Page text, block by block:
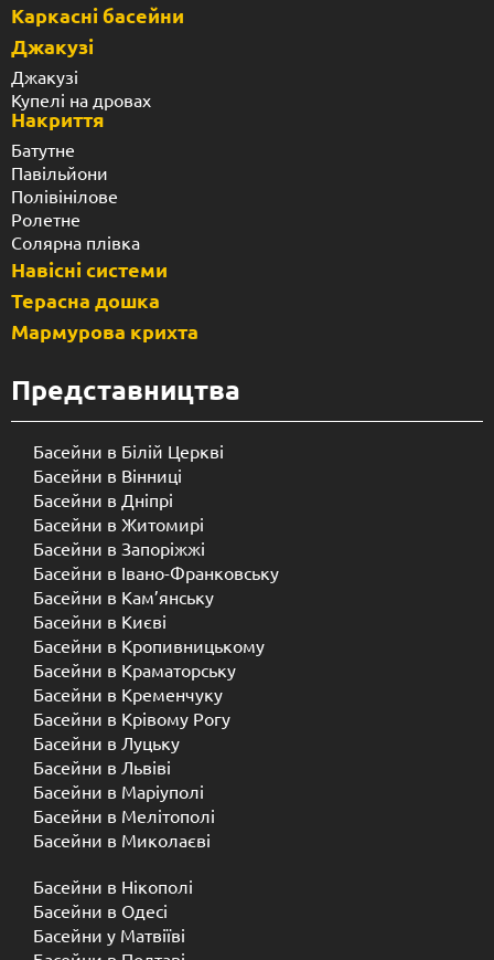
Каркасні басейни
Джакузі
Джакузі
Купелі на дровах
Накриття
Батутне
Павільйони
Полівінілове
Ролетне
Солярна плівка
Навісні системи
Терасна дошка
Мармурова крихта
Представництва
Басейни в Білій Церкві
Басейни в Вінниці
Басейни в Дніпрі
Басейни в Житомирі
Басейни в Запоріжжі
Басейни в Івано-Франковську
Басейни в Кам’янську
Басейни в Києві
Басейни в Кропивницькому
Басейни в Краматорську
Басейни в Кременчуку
Басейни в Крівому Рогу
Басейни в Луцьку
Басейни в Львіві
Басейни в Маріуполі
Басейни в Мелітополі
Басейни в Миколаєві
Басейни в Нікополі
Басейни в Одесі
Басейни у Матвіїві